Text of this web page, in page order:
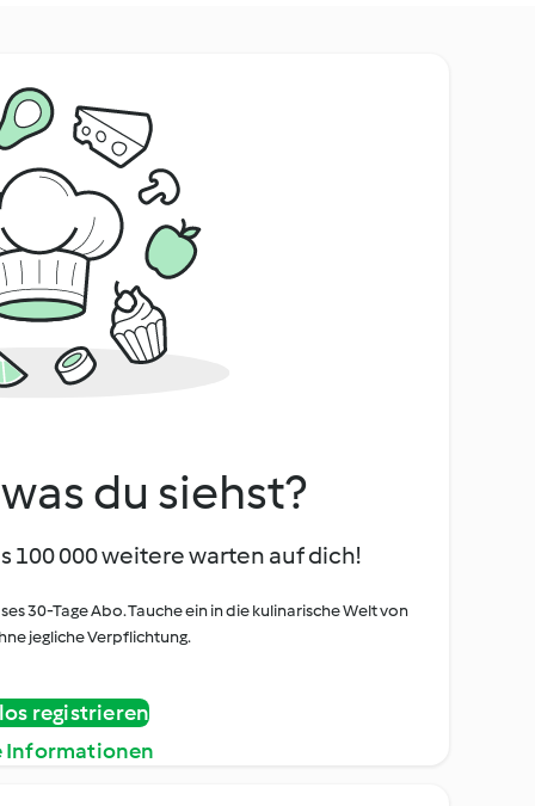
du siehst?
100 000 weitere warten auf dich!
30-Tage Abo. Tauche ein in die kulinarische Welt von
jegliche Verpflichtung.
registrieren
Informationen